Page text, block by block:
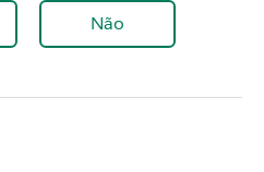
Não